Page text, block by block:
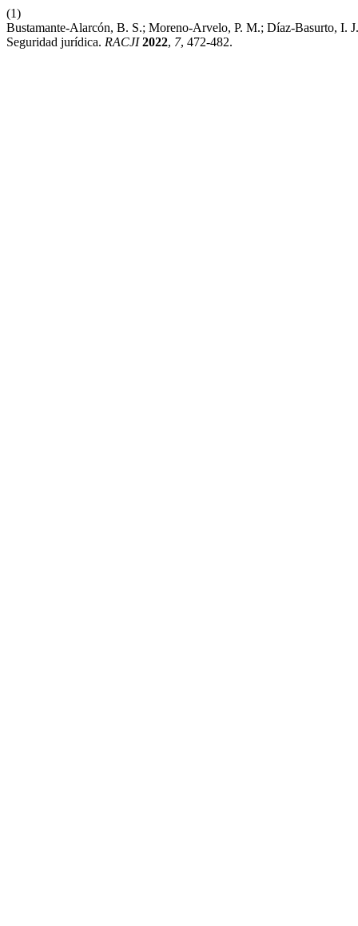
(1)
Bustamante-Alarcón, B. S.; Moreno-Arvelo, P. M.; Díaz-Basurto, I.
Seguridad jurídica. RACJI 2022, 7, 472-482.